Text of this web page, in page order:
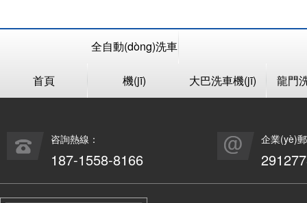
首頁
全自動(dòng)洗車
機(jī) 大巴洗車機(jī) 龍門
咨詢熱線：
187-1558-8166
企業(yè)